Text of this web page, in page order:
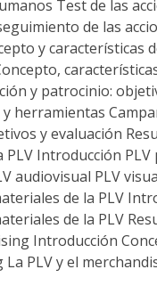
Test de las
de las
y características
y patrocinio:
herramientas
y evaluación
PLV Introducción
audiovisual PLV
de la PLV
de la PLV
Introducción
PLV y el